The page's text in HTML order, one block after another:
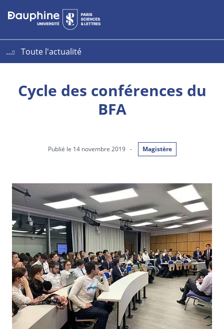
Aller
au
Aller
au
Plan
du
...
Toute l'actualité
Cycle des conférences du
BFA
Publié le 14 novembre 2019 - Magistère